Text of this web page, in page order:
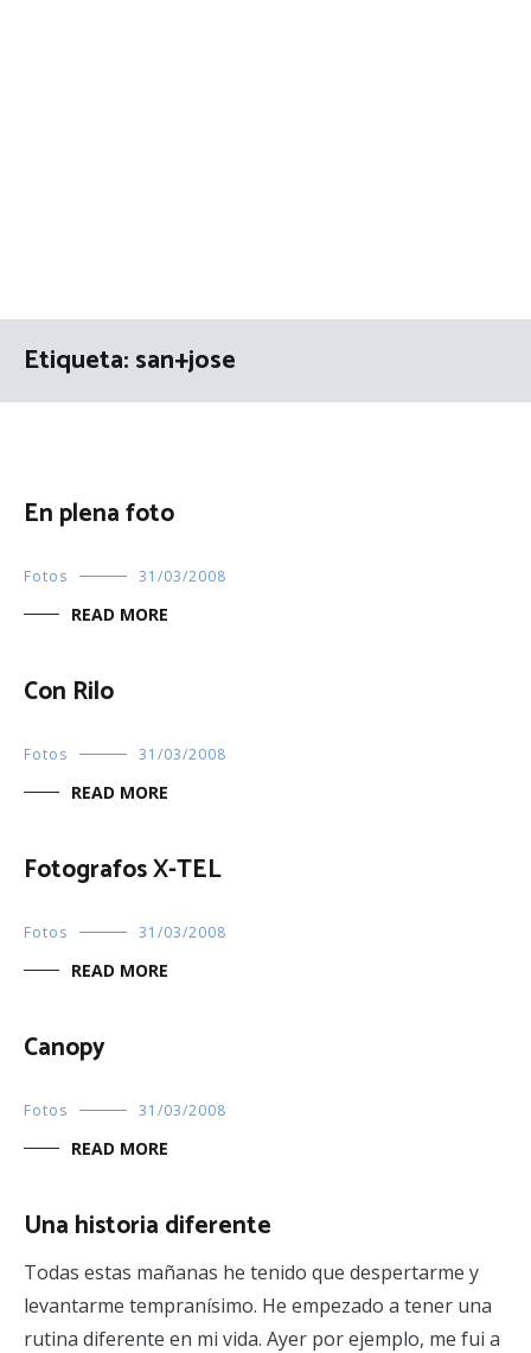
Etiqueta:san+jose
En plena foto
Fotos 31/03/2008
READ MORE
Con Rilo
Fotos 31/03/2008
READ MORE
Fotografos X-TEL
Fotos 31/03/2008
READ MORE
Canopy
Fotos 31/03/2008
READ MORE
Una historia diferente
Todas estas mañanas he tenido que despertarme y
levantarme tempranísimo. He empezado a tener una
rutina diferente en mi vida. Ayer por ejemplo, me fui a